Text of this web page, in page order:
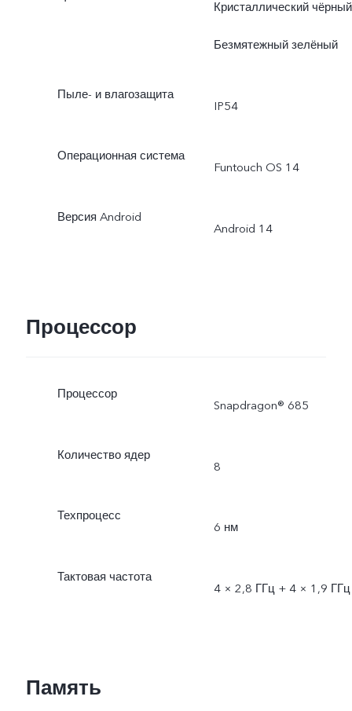
Кристаллический чёрный
Безмятежный зелёный
Пыле- и влагозащита
IP54
Операционная система
Funtouch OS 14
Версия Android
Android 14
Процессор
Процессор
Snapdragon® 685
Количество ядер
8
Техпроцесс
6 нм
Тактовая частота
4 × 2,8 ГГц + 4 × 1,9 ГГц
Память